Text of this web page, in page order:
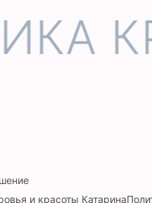
и красоты Катарина